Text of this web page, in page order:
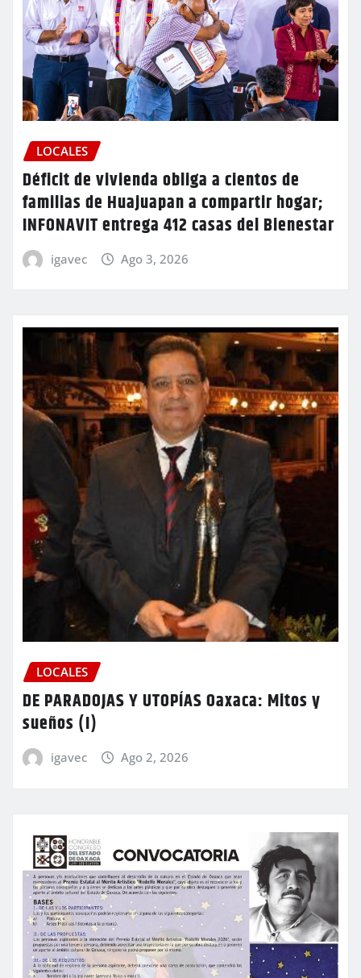
LOCALES
Déficit de vivienda obliga a cientos de
familias de Huajuapan a compartir hogar;
INFONAVIT entrega 412 casas del Bienestar
igavec Ago 3, 2026
LOCALES
DE PARADOJAS Y UTOPÍAS Oaxaca: Mitos y
sueños (I)
igavec Ago 2, 2026